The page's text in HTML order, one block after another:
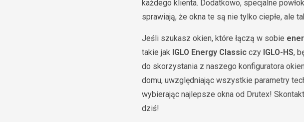
każdego klienta. Dodatkowo, specjalne
sprawiają, że okna te są nie tylko ciepłe, ale
Jeśli szukasz okien, które łączą w sobie
takie jak IGLO Energy Classic czy IGLO-HS,
do skorzystania z naszego konfiguratora
domu, uwzględniając wszystkie parametry
wybierając najlepsze okna od Drutex!
dziś!